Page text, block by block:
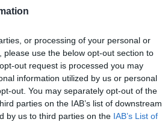
or processing of your personal or
use the below opt-out section to
out request is processed you may
information utilized by us or personal
out. You may separately opt-out of the
parties on the IAB’s list of downstream
by us to third parties on the IAB’s List of